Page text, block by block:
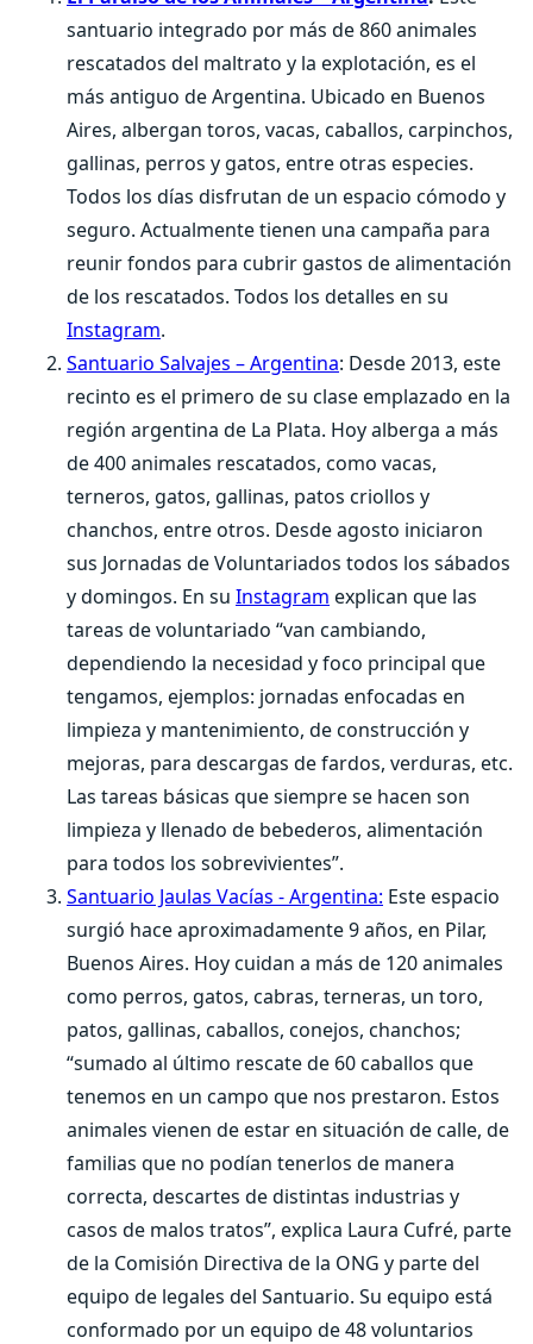
santuario integrado por más de 860 animales
rescatados del maltrato y la explotación, es el
más antiguo de Argentina. Ubicado en Buenos
Aires, albergan toros, vacas, caballos, carpinchos,
gallinas, perros y gatos, entre otras especies.
Todos los días disfrutan de un espacio cómodo y
seguro. Actualmente tienen una campaña para
reunir fondos para cubrir gastos de alimentación
de los rescatados. Todos los detalles en su
Instagram.
Santuario Salvajes – Argentina: Desde 2013, este
recinto es el primero de su clase emplazado en la
región argentina de La Plata. Hoy alberga a más
de 400 animales rescatados, como vacas,
terneros, gatos, gallinas, patos criollos y
chanchos, entre otros. Desde agosto iniciaron
sus Jornadas de Voluntariados todos los sábados
y domingos. En su Instagram explican que las
tareas de voluntariado “van cambiando,
dependiendo la necesidad y foco principal que
tengamos, ejemplos: jornadas enfocadas en
limpieza y mantenimiento, de construcción y
mejoras, para descargas de fardos, verduras, etc.
Las tareas básicas que siempre se hacen son
limpieza y llenado de bebederos, alimentación
para todos los sobrevivientes”.
Santuario Jaulas Vacías - Argentina: Este espacio
surgió hace aproximadamente 9 años, en Pilar,
Buenos Aires. Hoy cuidan a más de 120 animales
como perros, gatos, cabras, terneras, un toro,
patos, gallinas, caballos, conejos, chanchos;
“sumado al último rescate de 60 caballos que
tenemos en un campo que nos prestaron. Estos
animales vienen de estar en situación de calle, de
familias que no podían tenerlos de manera
correcta, descartes de distintas industrias y
casos de malos tratos”, explica Laura Cufré, parte
de la Comisión Directiva de la ONG y parte del
equipo de legales del Santuario. Su equipo está
conformado por un equipo de 48 voluntarios